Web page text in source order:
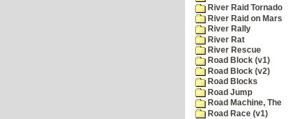
River Raid Tornado
River Raid on Mars
River Rally
River Rat
River Rescue
Road Block (v1)
Road Block (v2)
Road Blocks
Road Jump
Road Machine, The
Road Race (v1)